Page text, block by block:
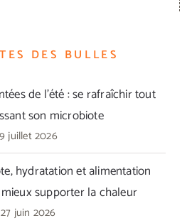
DES BULLES
de l’été : se rafraîchir tout
son microbiote
9 juillet 2026
hydratation et alimentation
supporter la chaleur
27 juin 2026